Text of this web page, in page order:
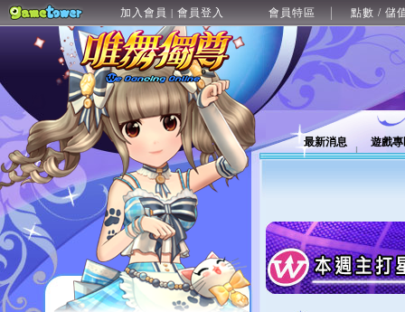
加入會員 | 會員登入 會員特區 點數 / 儲
最新消息 遊戲